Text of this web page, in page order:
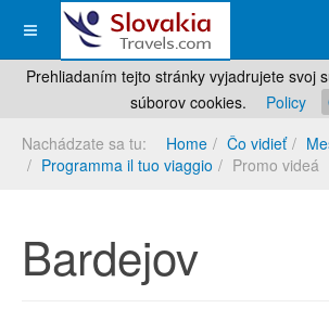
Prehliadaním tejto stránky vyjadrujete svoj
súborov cookies.
Policy
Nachádzate sa tu:
Home Čo vidieť
Programma il tuo viaggio
Promo videá
Bardejov